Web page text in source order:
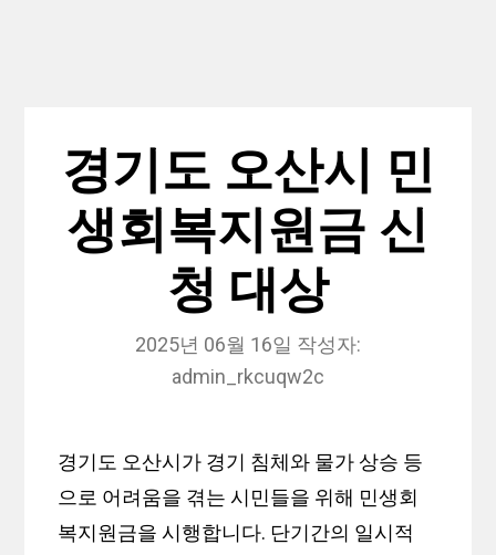
경기도 오산시 민
생회복지원금 신
청 대상
2025년 06월 16일 작성자:
admin_rkcuqw2c
경기도 오산시가 경기 침체와 물가 상승 등
으로 어려움을 겪는 시민들을 위해 민생회
복지원금을 시행합니다. 단기간의 일시적